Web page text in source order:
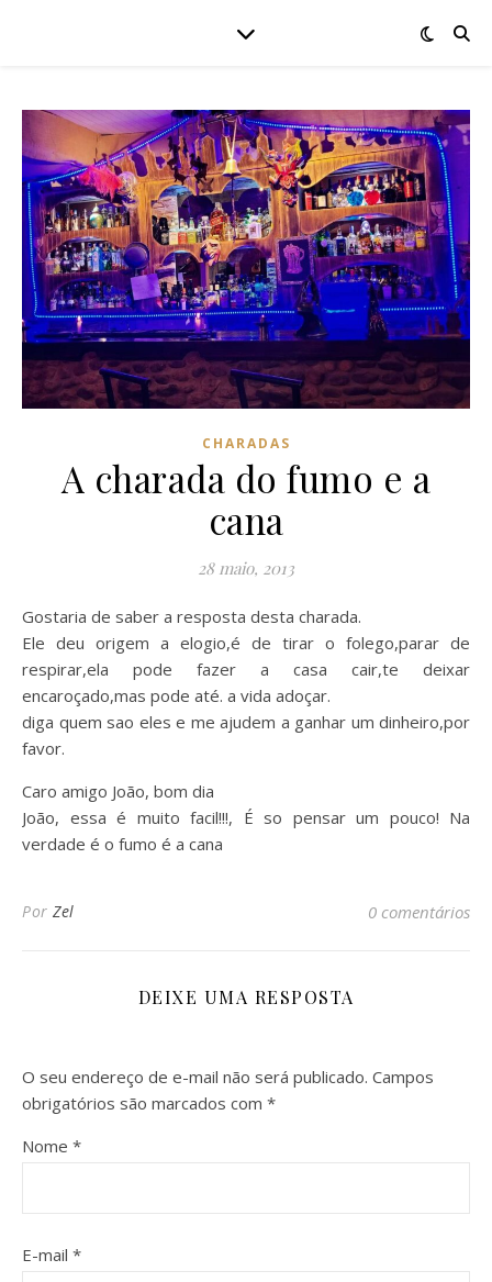
CHARADAS
A charada do fumo e a
cana
28 maio, 2013
Gostaria de saber a resposta desta charada.
Ele deu origem a elogio,é de tirar o folego,parar de
respirar,ela pode fazer a casa cair,te deixar
encaroçado,mas pode até. a vida adoçar.
diga quem sao eles e me ajudem a ganhar um dinheiro,por
favor.
Caro amigo João, bom dia
João, essa é muito facil!!!, É so pensar um pouco! Na
verdade é o fumo é a cana
Por Zel 0 comentários
DEIXE UMA RESPOSTA
O seu endereço de e-mail não será publicado. Campos
obrigatórios são marcados com *
Nome *
E-mail *